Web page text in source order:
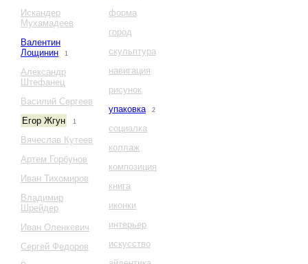
Искандер
Мухамадеев
Валентин
Лощинин
1
Александр
Штефанец
Василий Сергеев
Егор Жгун
1
Вячеслав Кутеев
Артем Горбунов
Иван Тихомиров
Владимир
Шрейдер
Иван Оленкевич
Сергей Федоров
форма
город
скульптура
навигация
рисунок
упаковка
2
социалка
коллаж
композиция
книга
иконки
интерьер
искусство